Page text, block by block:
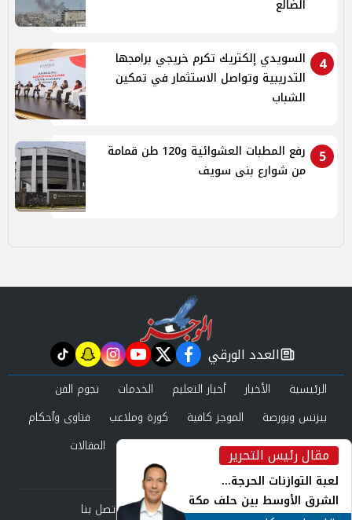
الضالع
4
السويدي إلكتريك تكرم خريجي برامجها
التدريبية وتواصل الاستثمار في تمكين
الشباب
5
رفع المطبات العشوائية و120 طن قمامة
من شوارع بنى سويف
مقال رئيس التحرير
لعبة التوازنات الحرجة...
الشرق الأوسط بين حلف مكة
newspaper
العدد الورقي facebook
twitter
youtube
instagram
snapchat
tiktok
الرئيسية الأخبار أخبار التعليم الخدمات
نجوم الفن
بيزنس وبورصة
الموجز كافية كورة وملاعب
فتاوى وأحكام
صحة وجمال
عرب وعالم حوادث ومحاكم
المقالات
العدد الورقي
من نحن
سياسة الخصوصية اتصل بنا